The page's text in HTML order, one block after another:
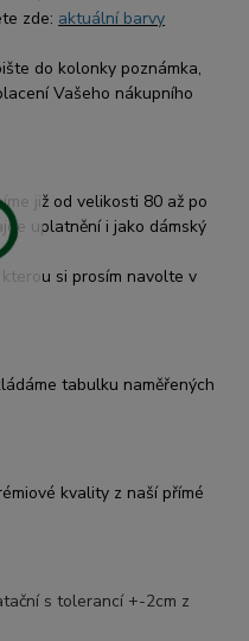
zde: aktuální barvy
do kolonky poznámka,
Vašeho nákupního
již od velikosti 80 až po
uplatnění i jako dámský
si prosím navolte v
tabulku naměřených
kvality z naší přímé
s tolerancí +-2cm z